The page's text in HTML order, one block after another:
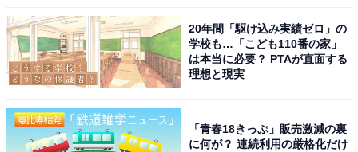
ングの経験を経て、のちにAll About ニュースチームのメ
ンバーに参入。現在は旅行・カルチャー・エンタメなど
を中心に企画編集を担当。東京都出身。居酒屋巡りとス
ポーツ観戦が生きがい。
次ページ 9位までのランキング結果を見る
20年間「駆け込み実績ゼロ」の
学校も…「こども110番の家」
は本当に必要？ PTAが直面する
理想と現実
「青春18きっぷ」販売激減の裏
に何が？ 連続利用の厳格化だけ